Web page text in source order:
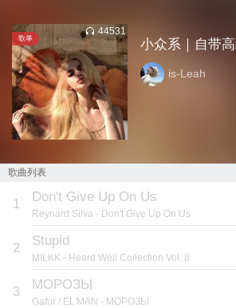
歌单
44531
小众系｜自带
is-Leah
歌曲列表
1 Don't Give Up On Us
Reynard Silva - Don't Give Up On Us
2 Stupid
MILKK - Heard Well Collection Vol. 8
3 МОРОЗЫ
Gafur / EL'MAN - МОРОЗЫ